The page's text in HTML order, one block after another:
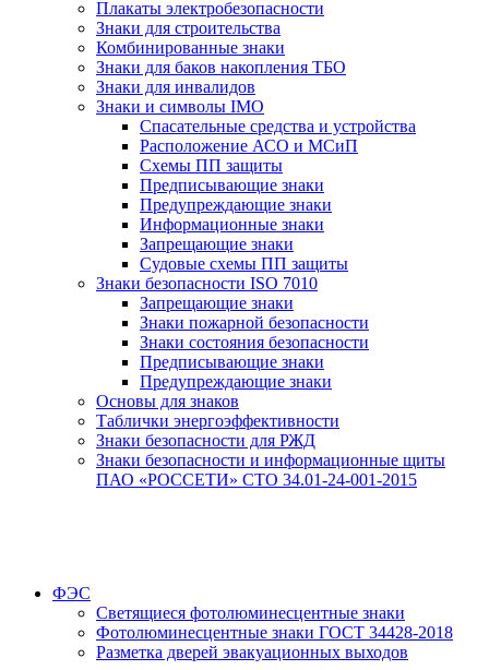
Плакаты электробезопасности
Знаки для строительства
Комбинированные знаки
Знаки для баков накопления ТБО
Знаки для инвалидов
Знаки и символы IMO
Спасательные средства и устройства
Расположение АСО и МСиП
Схемы ПП защиты
Предписывающие знаки
Предупреждающие знаки
Информационные знаки
Запрещающие знаки
Судовые схемы ПП защиты
Знаки безопасности ISO 7010
Запрещающие знаки
Знаки пожарной безопасности
Знаки состояния безопасности
Предписывающие знаки
Предупреждающие знаки
Основы для знаков
Таблички энергоэффективности
Знаки безопасности для РЖД
Знаки безопасности и информационные щиты
ПАО «РОССЕТИ» СТО 34.01-24-001-2015
ФЭС
Светящиеся фотолюминесцентные знаки
Фотолюминесцентные знаки ГОСТ 34428-2018
Разметка дверей эвакуационных выходов